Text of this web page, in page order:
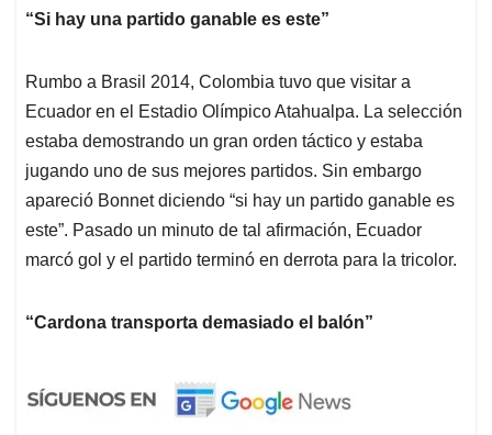
“Si hay una partido ganable es este”
Rumbo a Brasil 2014, Colombia tuvo que visitar a
Ecuador en el Estadio Olímpico Atahualpa. La selección
estaba demostrando un gran orden táctico y estaba
jugando uno de sus mejores partidos. Sin embargo
apareció Bonnet diciendo “si hay un partido ganable es
este”. Pasado un minuto de tal afirmación, Ecuador
marcó gol y el partido terminó en derrota para la tricolor.
“Cardona transporta demasiado el balón”